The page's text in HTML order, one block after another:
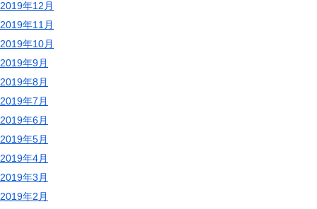
2019年12月
2019年11月
2019年10月
2019年9月
2019年8月
2019年7月
2019年6月
2019年5月
2019年4月
2019年3月
2019年2月